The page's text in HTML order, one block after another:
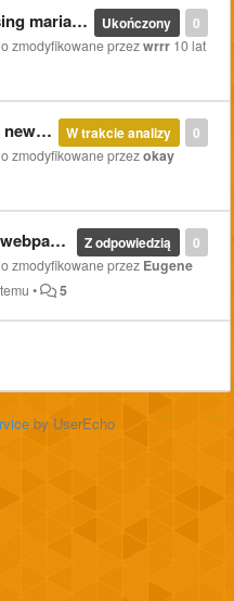
0
Ukończony
of mysql???
zmodyfikowane przezwrrr 10 lat
0
W trakcie analizy
zmodyfikowane przezokay
0
Z odpowiedzią
zmodyfikowane przez Eugene
• 5
by UserEcho